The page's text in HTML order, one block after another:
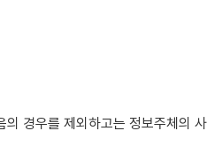
경우를 제외하고는 정보주체의